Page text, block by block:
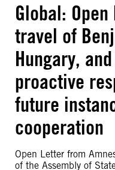
Global:
travel of
Hungary,
proactive
future
cooperation
Open Letter from
of the Assembly of